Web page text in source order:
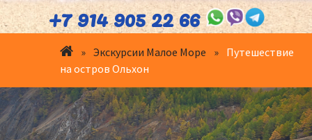
+7 914 905 22 66
» Экскурсии Малое Море » Путешествие
на остров Ольхон